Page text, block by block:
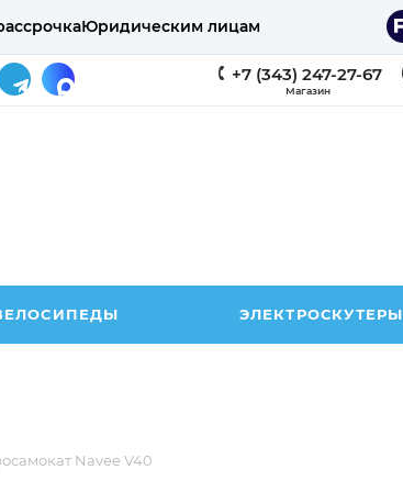
Юридическим лицам
+7 (343) 247-27-67
Магазин
ЭЛЕКТРОСКУТЕРЫ
Navee V40